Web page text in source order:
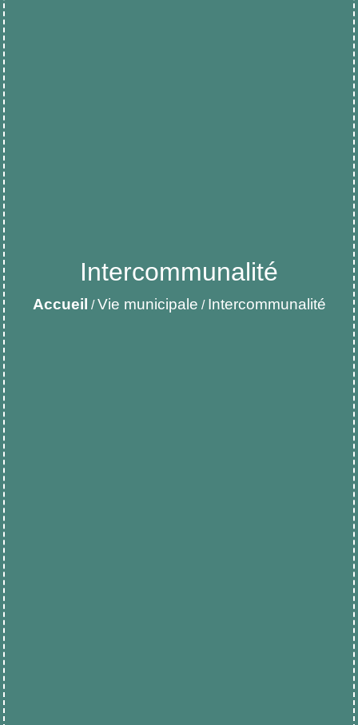
Intercommunalité
Accueil /Vie municipale / Intercommunalité